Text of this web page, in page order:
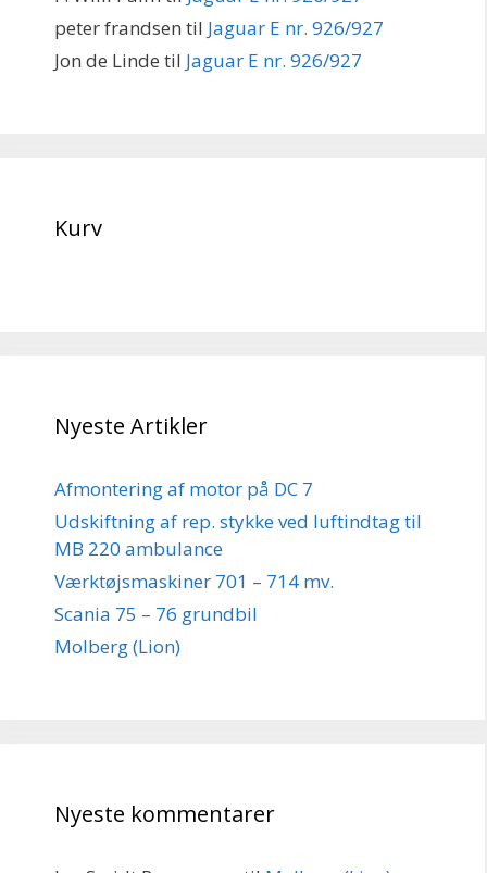
peter frandsen til Jaguar E nr. 926/927
Jon de Linde til Jaguar E nr. 926/927
Kurv
Nyeste Artikler
Afmontering af motor på DC 7
Udskiftning af rep. stykke ved luftindtag til
MB 220 ambulance
Værktøjsmaskiner 701 – 714 mv.
Scania 75 – 76 grundbil
Molberg (Lion)
Nyeste kommentarer